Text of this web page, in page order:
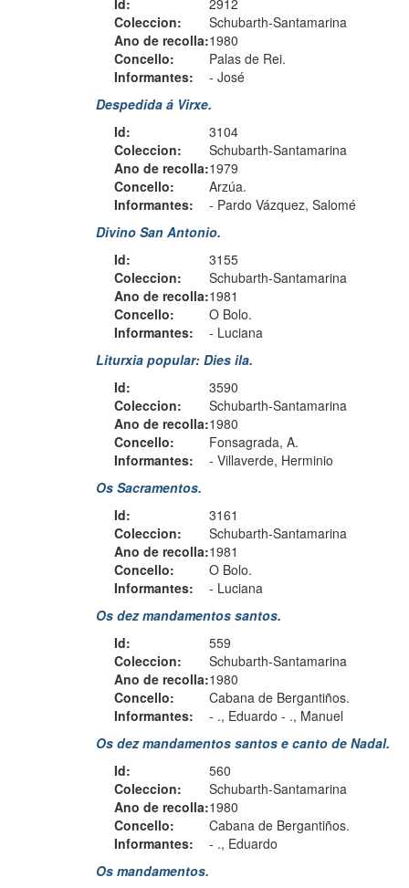
Id:
2912
Coleccion:
Schubarth-Santamarina
Ano de recolla:1980
Concello:
Palas de Rei.
Informantes:
- José
Despedida á Virxe.
Id:
3104
Coleccion:
Schubarth-Santamarina
Ano de recolla:1979
Concello:
Arzúa.
Informantes:
- Pardo Vázquez, Salomé
Divino San Antonio.
Id:
3155
Coleccion:
Schubarth-Santamarina
Ano de recolla:1981
Concello:
O Bolo.
Informantes:
- Luciana
Liturxia popular: Dies ila.
Id:
3590
Coleccion:
Schubarth-Santamarina
Ano de recolla:1980
Concello:
Fonsagrada, A.
Informantes:
- Villaverde, Herminio
Os Sacramentos.
Id:
3161
Coleccion:
Schubarth-Santamarina
Ano de recolla:1981
Concello:
O Bolo.
Informantes:
- Luciana
Os dez mandamentos santos.
Id:
559
Coleccion:
Schubarth-Santamarina
Ano de recolla:1980
Concello:
Cabana de Bergantiños.
Informantes:
- ., Eduardo - ., Manuel
Os dez mandamentos santos e canto de Nadal.
Id:
560
Coleccion:
Schubarth-Santamarina
Ano de recolla:1980
Concello:
Cabana de Bergantiños.
Informantes:
- ., Eduardo
Os mandamentos.